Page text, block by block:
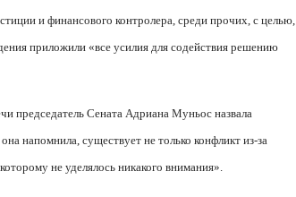
и финансового контролера, среди прочих, с целью,
приложили «все усилия для содействия решению
председатель Сената Адриана Муньос назвала
напомнила, существует не только конфликт из-за
не уделялось никакого внимания».